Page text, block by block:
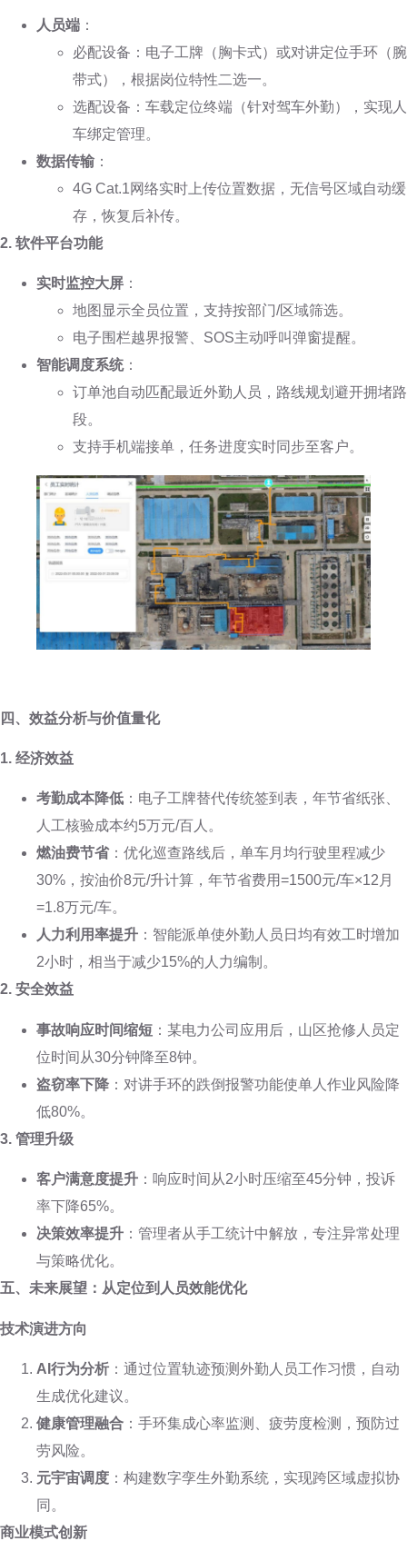
人员端 ：
必配设备：电子工牌（胸卡式）或对讲定位手环（腕
带式），根据岗位特性二选一。
选配设备：车载定位终端（针对驾车外勤），实现人
车绑定管理。
数据传输 ：
4G Cat.1网络实时上传位置数据，无信号区域自动缓
存，恢复后补传。
2. 软件平台功能
实时监控大屏 ：
地图显示全员位置，支持按部门/区域筛选。
电子围栏越界报警、SOS主动呼叫弹窗提醒。
智能调度系统：
订单池自动匹配最近外勤人员，路线规划避开拥堵路
段。
支持手机端接单，任务进度实时同步至客户。
四、效益分析与价值量化
1. 经济效益
考勤成本降低 ：电子工牌替代传统签到表，年节省纸张、
人工核验成本约5万元/百人。
燃油费节省：优化巡查路线后，单车月均行驶里程减少
30%，按油价8元/升计算，年节省费用=1500元/车×12月
=1.8万元/车。
人力利用率提升 ：智能派单使外勤人员日均有效工时增加
2小时，相当于减少15%的人力编制。
2. 安全效益
事故响应时间缩短 ：某电力公司应用后，山区抢修人员定
位时间从30分钟降至8钟。
盗窃率下降 ：对讲手环的跌倒报警功能使单人作业风险降
低80%。
3. 管理升级
客户满意度提升 ：响应时间从2小时压缩至45分钟，投诉
率下降65%。
决策效率提升 ：管理者从手工统计中解放，专注异常处理
与策略优化。
五、未来展望：从定位到人员效能优化
技术演进方向
AI行为分析 ：通过位置轨迹预测外勤人员工作习惯，自动
生成优化建议。
健康管理融合 ：手环集成心率监测、疲劳度检测，预防过
劳风险。
元宇宙调度 ：构建数字孪生外勤系统，实现跨区域虚拟协
同。
商业模式创新